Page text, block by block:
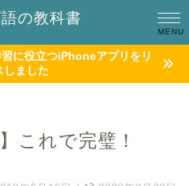
の教科書
習に役立つiPhoneアプリをリ
しました
これで完璧！